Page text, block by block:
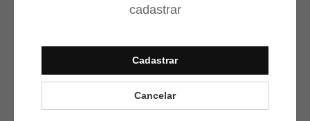
cadastrar
Cadastrar
Cancelar